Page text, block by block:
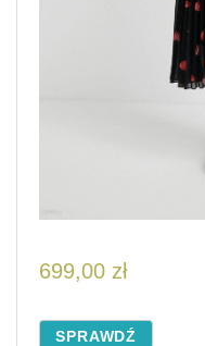
699,00 zł
SPRAWDŹ